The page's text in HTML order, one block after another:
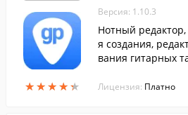
★★★★★
★★★★★
Версия: 1.10.3
Нотный
я создания,
вания гитарных
Лицензия: Платно